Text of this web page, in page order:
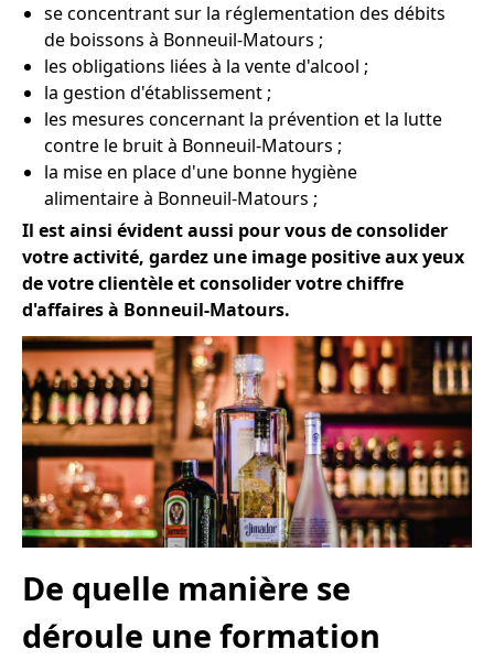
se concentrant sur la réglementation des débits
de boissons à Bonneuil-Matours ;
les obligations liées à la vente d'alcool ;
la gestion d'établissement ;
les mesures concernant la prévention et la lutte
contre le bruit à Bonneuil-Matours ;
la mise en place d'une bonne hygiène
alimentaire à Bonneuil-Matours ;
Il est ainsi évident aussi pour vous de consolider
votre activité, gardez une image positive aux yeux
de votre clientèle et consolider votre chiffre
d'affaires à Bonneuil-Matours.
De quelle manière se
déroule une formation